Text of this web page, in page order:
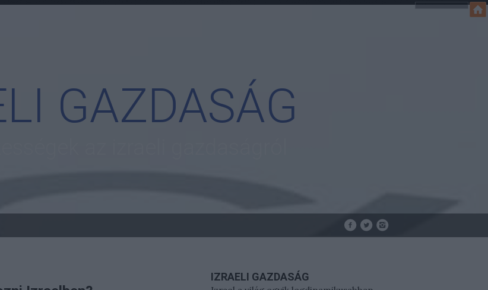
GAZDASÁG
IZRAELI GAZDASÁG